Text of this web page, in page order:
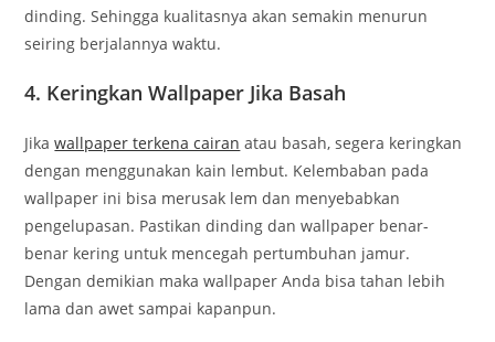
dinding. Sehingga kualitasnya akan semakin menurun
seiring berjalannya waktu.
4. Keringkan Wallpaper Jika Basah
Jikawallpaper terkena cairan atau basah, segera keringkan
dengan menggunakan kain lembut. Kelembaban pada
wallpaper ini bisa merusak lem dan menyebabkan
pengelupasan. Pastikan dinding dan wallpaper benar-
benar kering untuk mencegah pertumbuhan jamur.
Dengan demikian maka wallpaper Anda bisa tahan lebih
lama dan awet sampai kapanpun.